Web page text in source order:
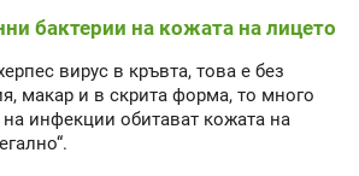
бактерии на кожата на лицето
вирус в кръвта, това е без
макар и в скрита форма, то много
на инфекции обитават кожата на